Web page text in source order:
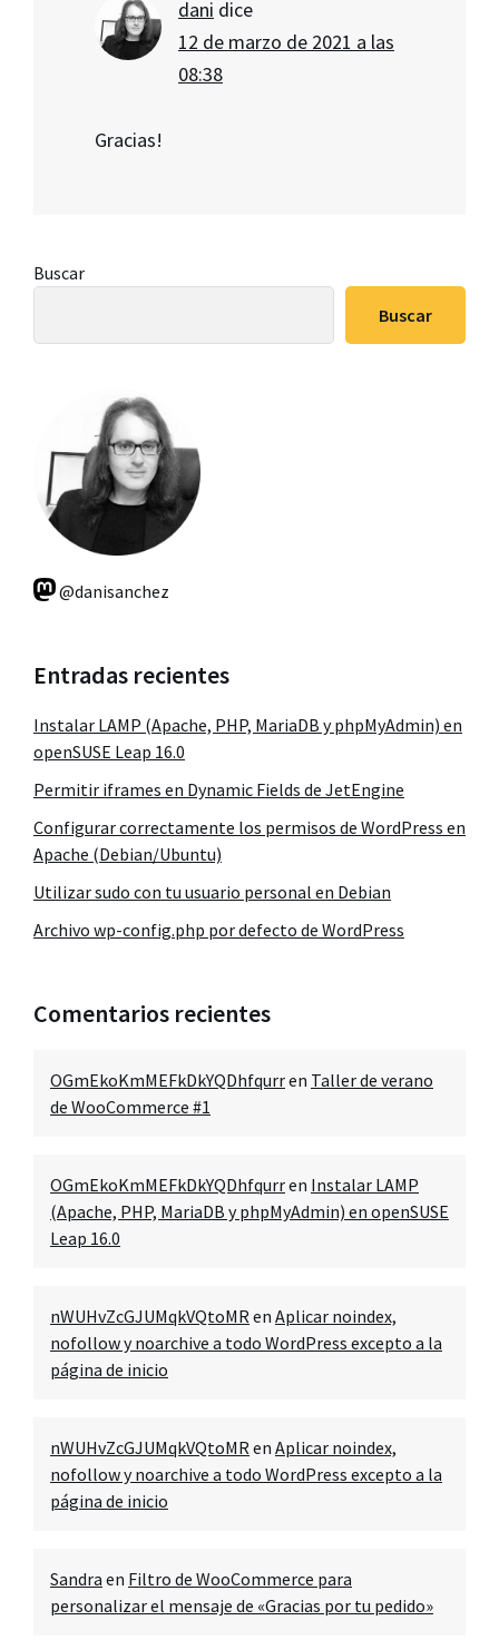
dani dice
12 de marzo de 2021 a las
08:38
Gracias!
Barra
Buscar
Buscar
@danisanchez
Entradas recientes
Instalar LAMP (Apache, PHP, MariaDB y phpMyAdmin) en
openSUSE Leap 16.0
Permitir iframes en Dynamic Fields de JetEngine
Configurar correctamente los permisos de WordPress en
Apache (Debian/Ubuntu)
Utilizar sudo con tu usuario personal en Debian
Archivo wp-config.php por defecto de WordPress
Comentarios recientes
OGmEkoKmMEFkDkYQDhfqurren Taller de verano
de WooCommerce #1
OGmEkoKmMEFkDkYQDhfqurren Instalar LAMP
(Apache, PHP, MariaDB y phpMyAdmin) en openSUSE
Leap 16.0
nWUHvZcGJUMqkVQtoMR en Aplicar noindex,
nofollow y noarchive a todo WordPress excepto a la
página de inicio
nWUHvZcGJUMqkVQtoMR en Aplicar noindex,
nofollow y noarchive a todo WordPress excepto a la
página de inicio
Sandra en Filtro de WooCommerce para
personalizar el mensaje de «Gracias por tu pedido»